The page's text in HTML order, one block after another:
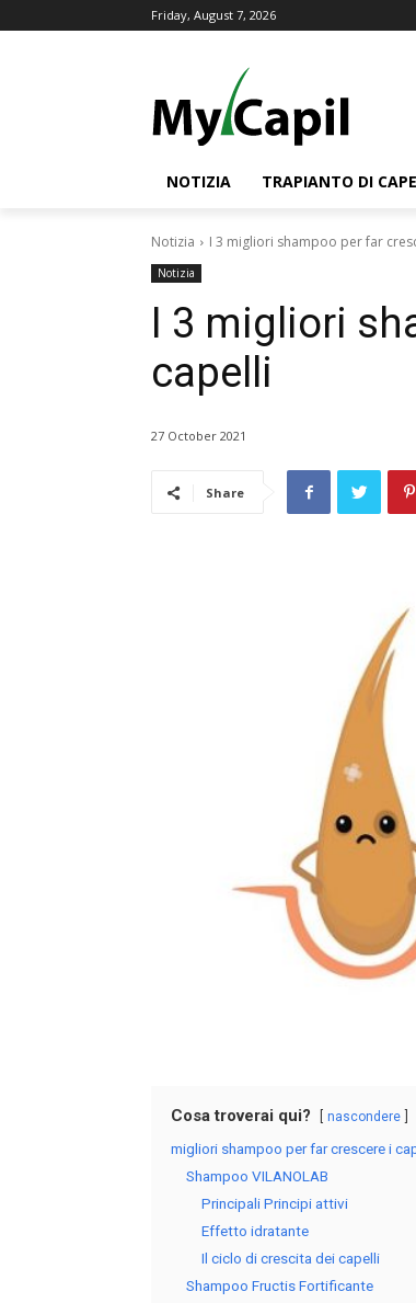
Friday, August 7, 2026
NOTIZIA TRAPIANTO DI
Notizia I 3 migliori shampoo per far
Notizia
I 3 migliori
capelli
27 October 2021
Share
Cosa troverai qui? nascondere
migliori shampoo per far crescere i
Shampoo VILANOLAB
Principali Principi attivi
Effetto idratante
Il ciclo di crescita dei capelli
Shampoo Fructis Fortificante